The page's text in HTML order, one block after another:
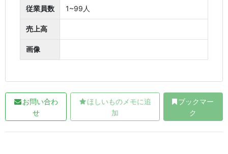
従業員数 1~99人
売上高
画像
お問い合わ
せ
ほしいものメモに追
加
ブックマー
ク